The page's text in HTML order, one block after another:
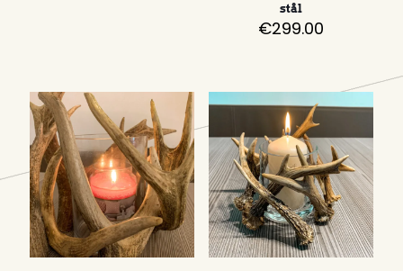
stål
€299.00